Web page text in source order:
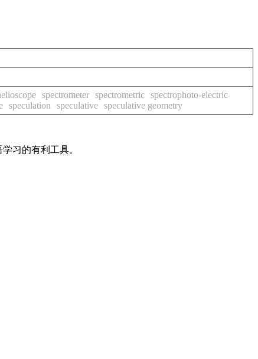
spectrometer spectrometric spectrophoto-electric
speculation speculative speculative geometry
习的有利工具。